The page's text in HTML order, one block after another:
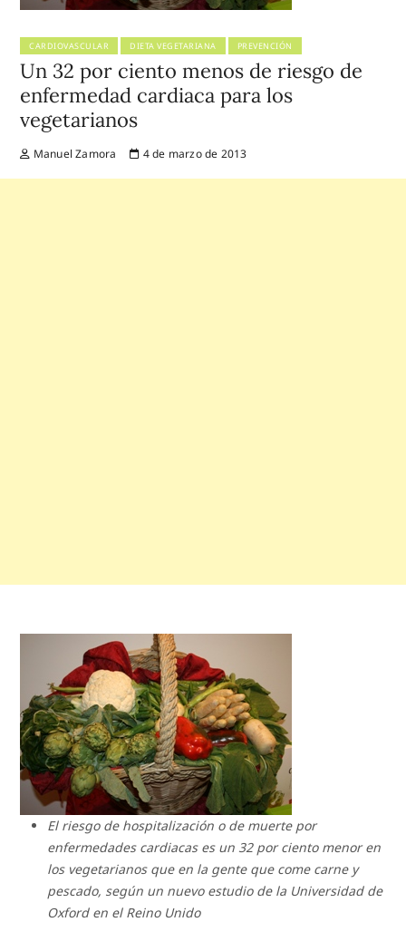
CARDIOVASCULAR DIETA VEGETARIANA PREVENCIÓN
Un 32 por ciento menos de riesgo de
enfermedad cardiaca para los
vegetarianos
Manuel Zamora 4 de marzo de 2013
El riesgo de hospitalización o de muerte por
enfermedades cardiacas es un 32 por ciento menor en
los vegetarianos que en la gente que come carne y
pescado, según un nuevo estudio de la Universidad de
Oxford en el Reino Unido